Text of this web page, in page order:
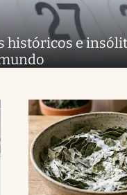
históricos e